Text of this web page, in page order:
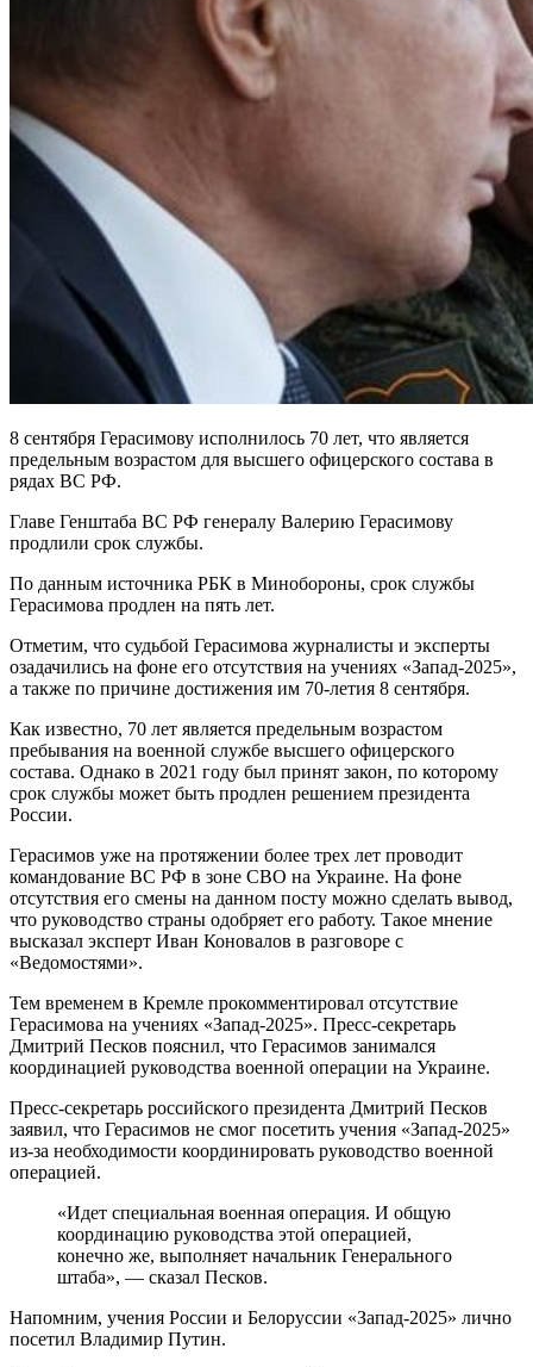
8 сентября Герасимову исполнилось 70 лет, что является
предельным возрастом для высшего офицерского состава в
рядах ВС РФ.
Главе Генштаба ВС РФ генералу Валерию Герасимову
продлили срок службы.
По данным источника РБК в Минобороны, срок службы
Герасимова продлен на пять лет.
Отметим, что судьбой Герасимова журналисты и эксперты
озадачились на фоне его отсутствия на учениях «Запад-2025»,
а также по причине достижения им 70-летия 8 сентября.
Как известно, 70 лет является предельным возрастом
пребывания на военной службе высшего офицерского
состава. Однако в 2021 году был принят закон, по которому
срок службы может быть продлен решением президента
России.
Герасимов уже на протяжении более трех лет проводит
командование ВС РФ в зоне СВО на Украине. На фоне
отсутствия его смены на данном посту можно сделать вывод,
что руководство страны одобряет его работу. Такое мнение
высказал эксперт Иван Коновалов в разговоре с
«Ведомостями».
Тем временем в Кремле прокомментировал отсутствие
Герасимова на учениях «Запад-2025». Пресс-секретарь
Дмитрий Песков пояснил, что Герасимов занимался
координацией руководства военной операции на Украине.
Пресс-секретарь российского президента Дмитрий Песков
заявил, что Герасимов не смог посетить учения «Запад-2025»
из-за необходимости координировать руководство военной
операцией.
«Идет специальная военная операция. И общую
координацию руководства этой операцией,
конечно же, выполняет начальник Генерального
штаба», — сказал Песков.
Напомним, учения России и Белоруссии «Запад-2025» лично
посетил Владимир Путин.